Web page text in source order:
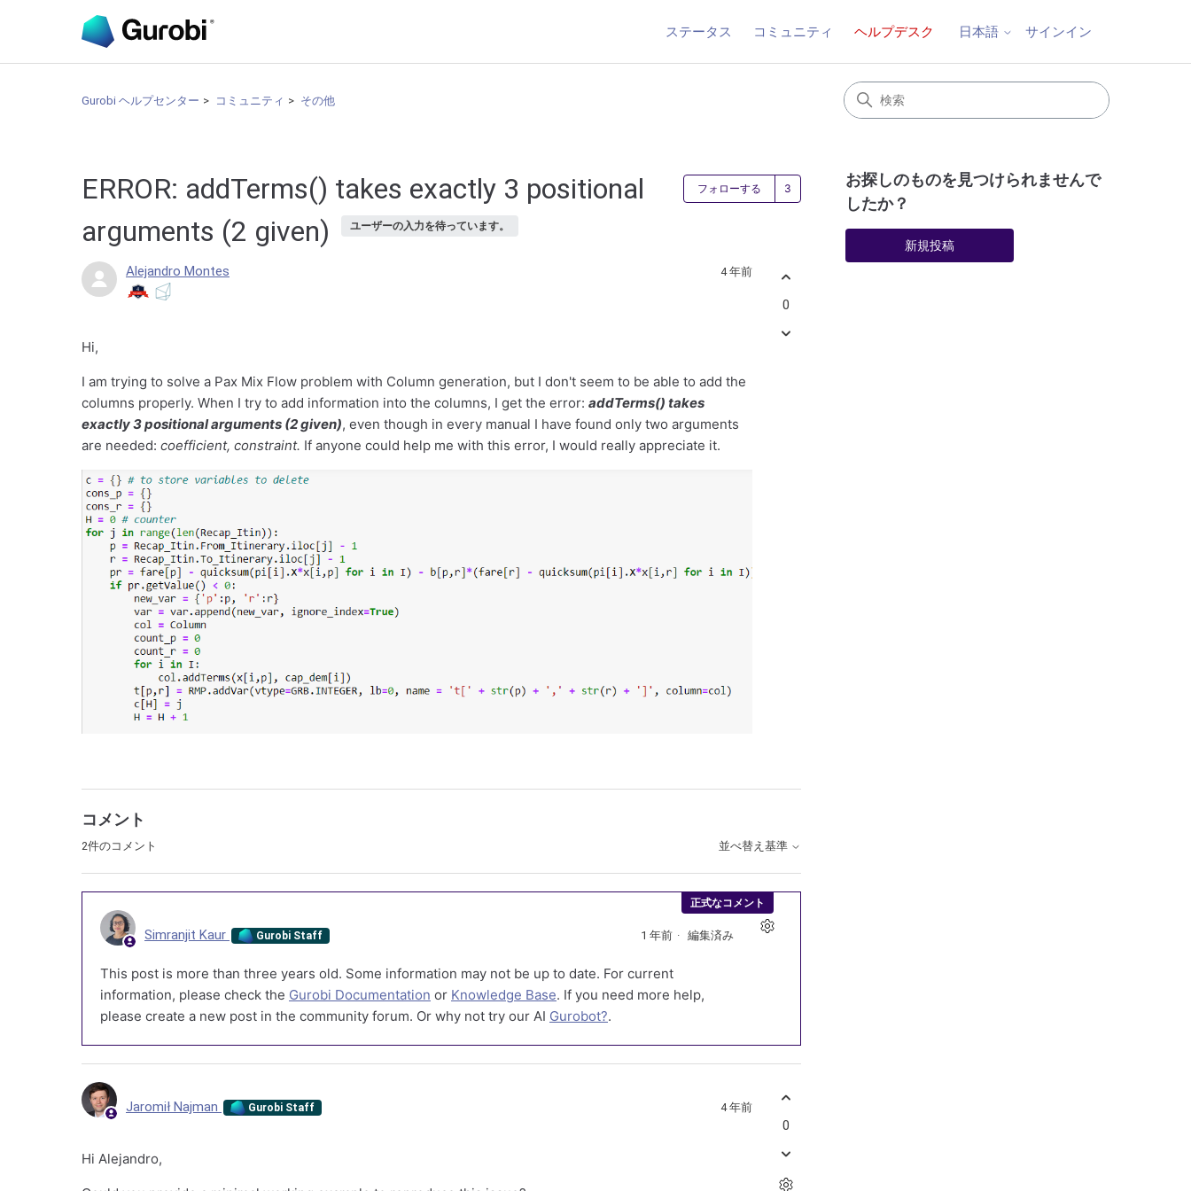
ステータス コミュニティ ヘルプデスク 日本語 サインイン
Gurobi ヘルプセンター コミュニティ その他
ERROR: addTerms() takes exactly 3 positional
arguments (2 given)
ユーザーの入力を待っています。
フォローする 3人がフォロー中
Alejandro Montes 4 年前
Hi,
I am trying to solve a Pax Mix Flow problem with Column generation, but I don't seem to be able to add the
columns properly. When I try to add information into the columns, I get the error: addTerms() takes
exactly 3 positional arguments (2 given), even though in every manual I have found only two arguments
are needed: coefficient, constraint. If anyone could help me with this error, I would really appreciate it.
0
コメント
2件のコメント 並べ替え基準
正式なコメント
Simranjit Kaur Gurobi Staff 1 年前 編集済み
This post is more than three years old. Some information may not be up to date. For current
information, please check the Gurobi Documentation or Knowledge Base. If you need more help,
please create a new post in the community forum. Or why not try our AI Gurobot?.
Jaromił Najman Gurobi Staff 4 年前
Hi Alejandro,
0
お探しのものを見つけられませんで
したか？
新規投稿